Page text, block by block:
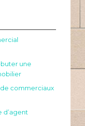
une
commerciaux
d’agent